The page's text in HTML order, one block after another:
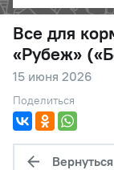
Все для
«Рубеж»
15 июня 2026
Поделиться